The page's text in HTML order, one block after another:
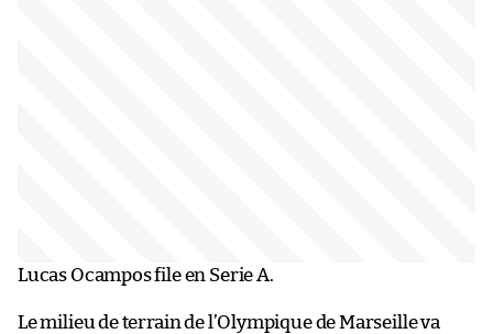
Lucas Ocampos file en Serie A.
Le milieu de terrain de l’Olympique de Marseille va